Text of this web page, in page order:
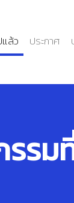
ล้ว ประกาศ
รม